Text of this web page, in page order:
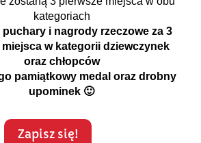
kategoriach
puchary i nagrody rzeczowe za 3
miejsca w kategorii dziewczynek
oraz chłopców
pamiątkowy medal oraz drobny
upominek 🙂
Zapisz się!